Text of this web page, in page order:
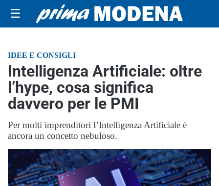
☰
IDEE E CONSIGLI
Intelligenza Artificiale: oltre
l’hype, cosa significa
davvero per le PMI
Per molti imprenditori l’Intelligenza Artificiale è
ancora un concetto nebuloso.